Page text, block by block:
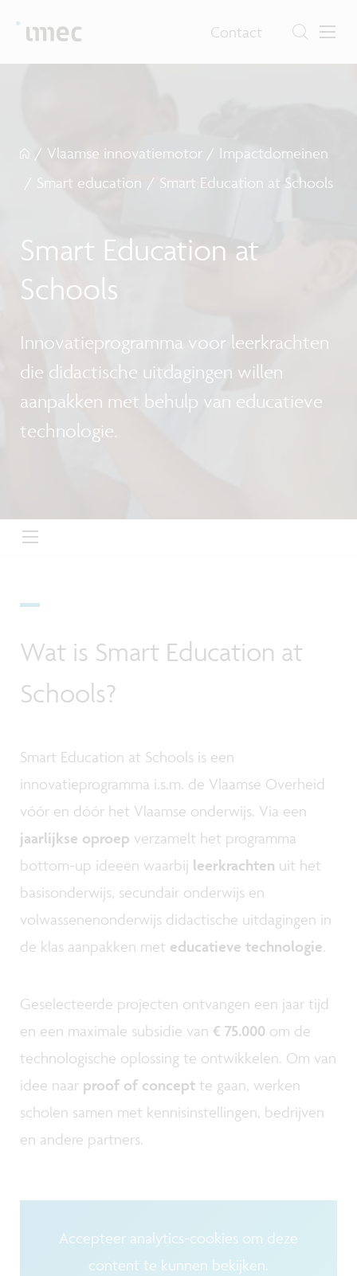
Contact
/ Vlaamse innovatiemotor / Impactdomeinen
/ Smart education / Smart Education at Schools
Smart Education at
Schools
Innovatieprogramma voor leerkrachten
die didactische uitdagingen willen
aanpakken met behulp van educatieve
technologie.
Wat is Smart Education at
Schools?
Smart Education at Schools is een
innovatieprogramma i.s.m. de Vlaamse Overheid
vóór en dóór het Vlaamse onderwijs. Via een
jaarlijkse oproep verzamelt het programma
bottom-up ideeën waarbij leerkrachten uit het
basisonderwijs, secundair onderwijs en
volwassenenonderwijs didactische uitdagingen in
de klas aanpakken met educatieve technologie.
Geselecteerde projecten ontvangen een jaar tijd
en een maximale subsidie van € 75.000 om de
technologische oplossing te ontwikkelen. Om van
idee naar proof of concept te gaan, werken
scholen samen met kennisinstellingen, bedrijven
en andere partners.
Accepteer analytics-cookies om deze
content te kunnen bekijken.